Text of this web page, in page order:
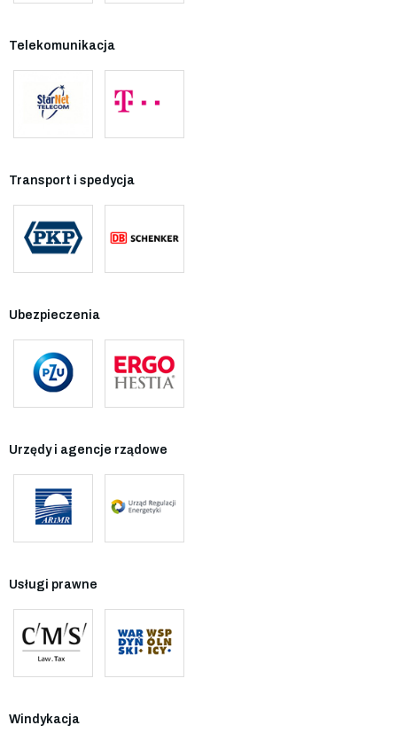
Telekomunikacja
Transport i spedycja
Ubezpieczenia
Urzędy i agencje rządowe
Usługi prawne
Windykacja